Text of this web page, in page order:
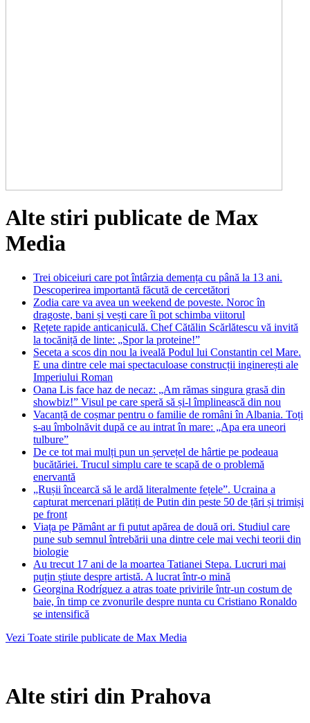
Alte stiri publicate de Max
Media
Trei obiceiuri care pot întârzia demența cu până la 13 ani.
Descoperirea importantă făcută de cercetători
Zodia care va avea un weekend de poveste. Noroc în
dragoste, bani și vești care îi pot schimba viitorul
Rețete rapide anticaniculă. Chef Cătălin Scărlătescu vă invită
la tocăniță de linte: „Spor la proteine!”
Seceta a scos din nou la iveală Podul lui Constantin cel Mare.
E una dintre cele mai spectaculoase construcții inginerești ale
Imperiului Roman
Oana Lis face haz de necaz: „Am rămas singura grasă din
showbiz!” Visul pe care speră să și-l împlinească din nou
Vacanță de coșmar pentru o familie de români în Albania. Toți
s-au îmbolnăvit după ce au intrat în mare: „Apa era uneori
tulbure”
De ce tot mai mulți pun un șervețel de hârtie pe podeaua
bucătăriei. Trucul simplu care te scapă de o problemă
enervantă
„Rușii încearcă să le ardă literalmente fețele”. Ucraina a
capturat mercenari plătiți de Putin din peste 50 de țări și trimiși
pe front
Viața pe Pământ ar fi putut apărea de două ori. Studiul care
pune sub semnul întrebării una dintre cele mai vechi teorii din
biologie
Au trecut 17 ani de la moartea Tatianei Stepa. Lucruri mai
puțin știute despre artistă. A lucrat într-o mină
Georgina Rodríguez a atras toate privirile într-un costum de
baie, în timp ce zvonurile despre nunta cu Cristiano Ronaldo
se intensifică
Vezi Toate stirile publicate de Max Media
Alte stiri din Prahova